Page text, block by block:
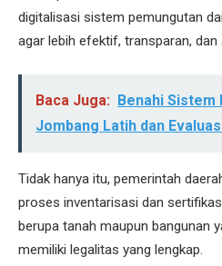
digitalisasi sistem pemungutan
agar lebih efektif, transparan, dan
Baca Juga: Benahi Sistem
Jombang Latih dan
Tidak hanya itu, pemerintah
proses inventarisasi dan
berupa tanah maupun bangunan
memiliki legalitas yang lengkap.